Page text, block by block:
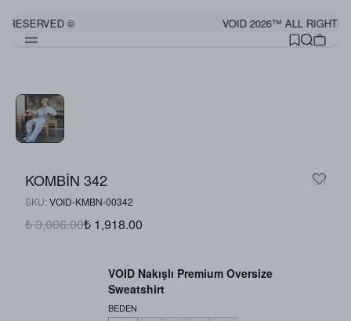
RESERVED © VOID 2026™ ALL RIGHTS
KOMBİN 342
SKU: VOID-KMBN-00342
₺ 3,006.00₺ 1,918.00
VOID Nakışlı Premium Oversize
Sweatshirt
BEDEN